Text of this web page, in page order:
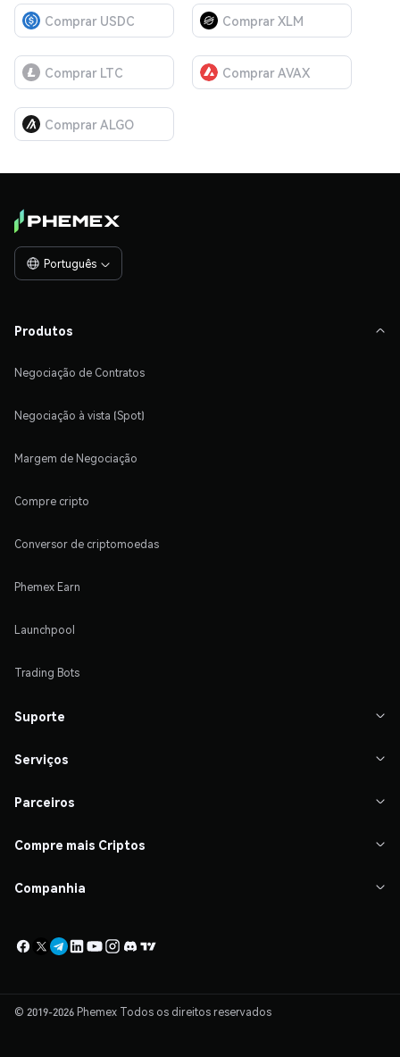
Comprar USDC Comprar XLM
Comprar LTC Comprar AVAX
Comprar ALGO
Português 
Produtos 
Negociação de Contratos
Negociação à vista (Spot)
Margem de Negociação
Compre cripto
Conversor de criptomoedas
Phemex Earn
Launchpool
Trading Bots
Suporte 
Serviços 
Parceiros 
Compre mais Criptos 
Companhia 
© 2019-2026 Phemex Todos os direitos reservados